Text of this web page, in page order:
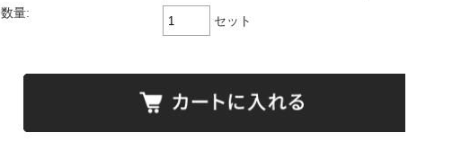
数量:
セット